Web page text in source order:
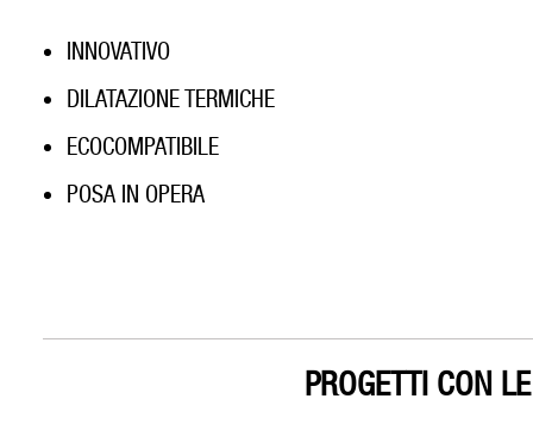
INNOVATIVO
DILATAZIONE TERMICHE
ECOCOMPATIBILE
POSA IN OPERA
PROGETTI CON